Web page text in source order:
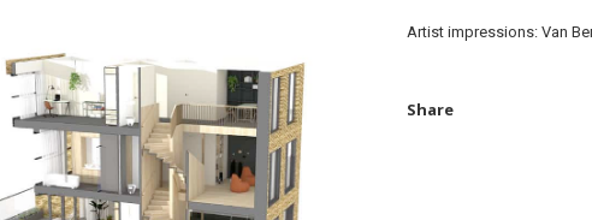
Artist impressions: Van
Share